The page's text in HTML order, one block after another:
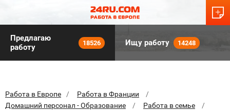
Предлагаю
работу
18526 Ищу работу 14248
Работа в Европе
Работа в Франции
Домашний персонал - Образование
Работа в семье